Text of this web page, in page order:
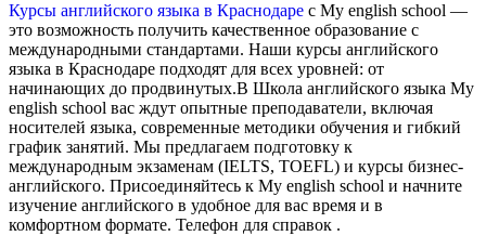
Курсы английского языка в Краснодаре с My english school —
это возможность получить качественное образование с
международными стандартами. Наши курсы английского
языка в Краснодаре подходят для всех уровней: от
начинающих до продвинутых.В Школа английского языка My
english school вас ждут опытные преподаватели, включая
носителей языка, современные методики обучения и гибкий
график занятий. Мы предлагаем подготовку к
международным экзаменам (IELTS, TOEFL) и курсы бизнес-
английского. Присоединяйтесь к My english school и начните
изучение английского в удобное для вас время и в
комфортном формате. Телефон для справок .